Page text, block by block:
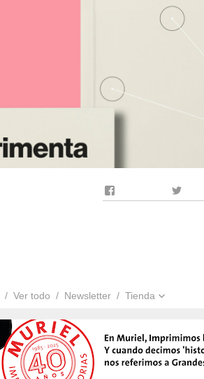
Ver todo Newsletter Tienda